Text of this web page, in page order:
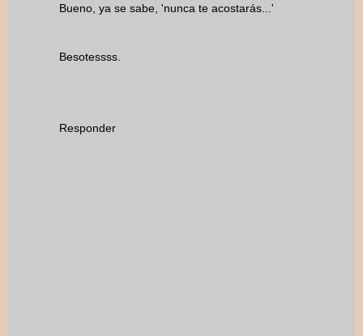
Bueno, ya se sabe, 'nunca te acostarás...'
Besotessss.
Responder